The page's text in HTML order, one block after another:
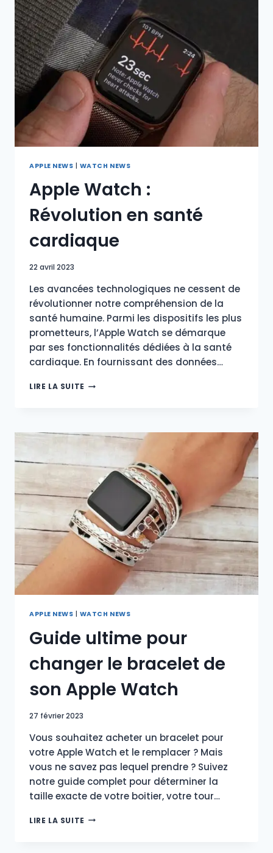
DIVERSITÉ
ET
SOUTENIR
LA
COMMUNAUTÉ
LGBTQ+
APPLE NEWS WATCH NEWS
Apple Watch :
Révolution en santé
cardiaque
22 avril 2023
Les avancées technologiques ne cessent de
révolutionner notre compréhension de la
santé humaine. Parmi les dispositifs les plus
prometteurs, l’Apple Watch se démarque
par ses fonctionnalités dédiées à la santé
cardiaque. En fournissant des données…
LIRE LA SUITE APPLE
EN
APPLE NEWS WATCH NEWS
Guide ultime pour
changer le bracelet de
son Apple Watch
27 février 2023
Vous souhaitez acheter un bracelet pour
votre Apple Watch et le remplacer ? Mais
vous ne savez pas lequel prendre ? Suivez
notre guide complet pour déterminer la
taille exacte de votre boitier, votre tour…
LIRE LA SUITE GUIDE